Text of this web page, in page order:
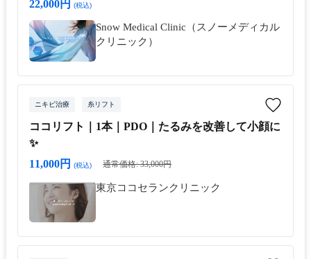
22,000円
(税込)
Snow Medical Clinic（スノーメディカル
クリニック）
ニキビ治療 糸リフト
ココリフト｜1本｜PDO｜たるみを改善して小顔に
✨
11,000円
(税込) 通常価格: 33,000円
東京ココセランクリニック